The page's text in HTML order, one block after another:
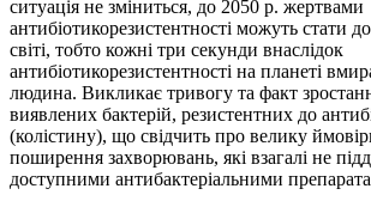
ситуація не зміниться, до 2050 р. жертвами
антибіотикорезистентності можуть стати
світі, тобто кожні три секунди внаслідок
антибіотикорезистентності на планеті
людина. Викликає тривогу та факт
виявлених бактерій, резистентних до
(колістину), що свідчить про велику
поширення захворювань, які взагалі не
доступними антибактеріальними